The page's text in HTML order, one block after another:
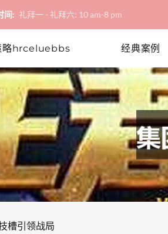
间: 礼拜一 - 礼拜六: 10 am-8 pm
略hrceluebbs 经典案例
槽引领战局